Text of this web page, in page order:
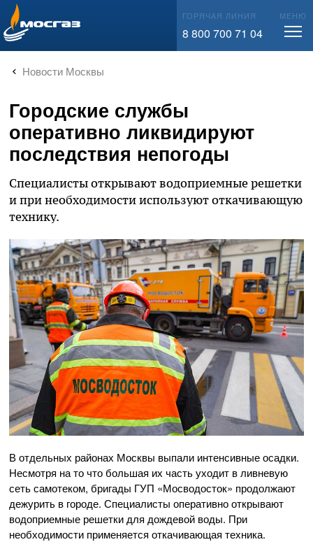
info@mos-gaz.ru ГОРЯЧАЯ ЛИНИЯ
8 800 700 71 04
МЕНЮ
Новости Москвы
Городские службы
оперативно ликвидируют
последствия непогоды
Специалисты открывают водоприемные решетки
и при необходимости используют откачивающую
технику.
В отдельных районах Москвы выпали интенсивные осадки.
Несмотря на то что большая их часть уходит в ливневую
сеть самотеком, бригады ГУП «Мосводосток» продолжают
дежурить в городе. Специалисты оперативно открывают
водоприемные решетки для дождевой воды. При
необходимости применяется откачивающая техника.